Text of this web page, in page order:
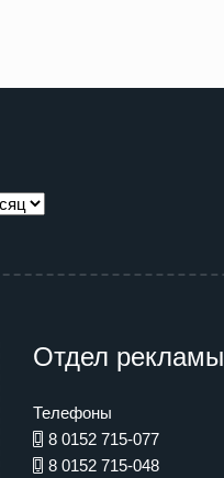
Отдел рекламы
Телефоны
8 0152 715-077
8 0152 715-048